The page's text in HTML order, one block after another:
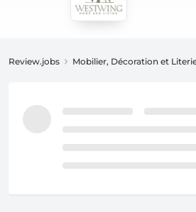
Review.jobs Mobilier, Décoration et